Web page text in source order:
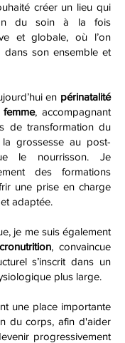
créer un lieu qui
du soin à la fois
et globale, où l’on
son ensemble et
en périnatalité
, accompagnant
de transformation du
grossesse au post-
le nourrisson. Je
des formations
une prise en charge
adaptée.
je me suis également
, convaincue
s’inscrit dans un
plus large.
une place importante
du corps, afin d'aider
progressivement